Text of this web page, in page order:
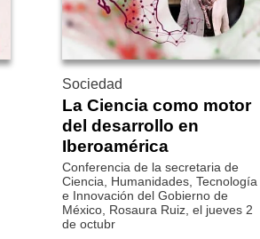
Sociedad
La Ciencia como motor
del desarrollo en
Iberoamérica
Conferencia de la secretaria de
Ciencia, Humanidades, Tecnología
e Innovación del Gobierno de
México, Rosaura Ruiz, el jueves 2
de octubr